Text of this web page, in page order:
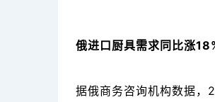
俄进口厨具需求同比涨
据俄商务咨询机构数据，